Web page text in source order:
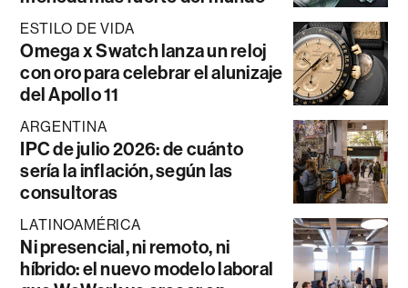
ESTILO DE VIDA
Omega x Swatch lanza un reloj
con oro para celebrar el alunizaje
del Apollo 11
ARGENTINA
IPC de julio 2026: de cuánto
sería la inflación, según las
consultoras
LATINOAMÉRICA
Ni presencial, ni remoto, ni
híbrido: el nuevo modelo laboral